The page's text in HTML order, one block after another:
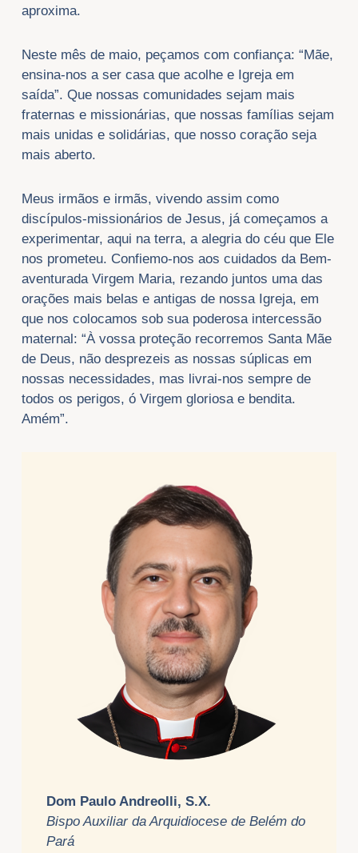
aproxima.
Neste mês de maio, peçamos com confiança: “Mãe,
ensina-nos a ser casa que acolhe e Igreja em
saída”. Que nossas comunidades sejam mais
fraternas e missionárias, que nossas famílias sejam
mais unidas e solidárias, que nosso coração seja
mais aberto.
Meus irmãos e irmãs, vivendo assim como
discípulos-missionários de Jesus, já começamos a
experimentar, aqui na terra, a alegria do céu que Ele
nos prometeu. Confiemo-nos aos cuidados da Bem-
aventurada Virgem Maria, rezando juntos uma das
orações mais belas e antigas de nossa Igreja, em
que nos colocamos sob sua poderosa intercessão
maternal: “À vossa proteção recorremos Santa Mãe
de Deus, não desprezeis as nossas súplicas em
nossas necessidades, mas livrai-nos sempre de
todos os perigos, ó Virgem gloriosa e bendita.
Amém”.
Dom Paulo Andreolli, S.X.
Bispo Auxiliar da Arquidiocese de Belém do
Pará